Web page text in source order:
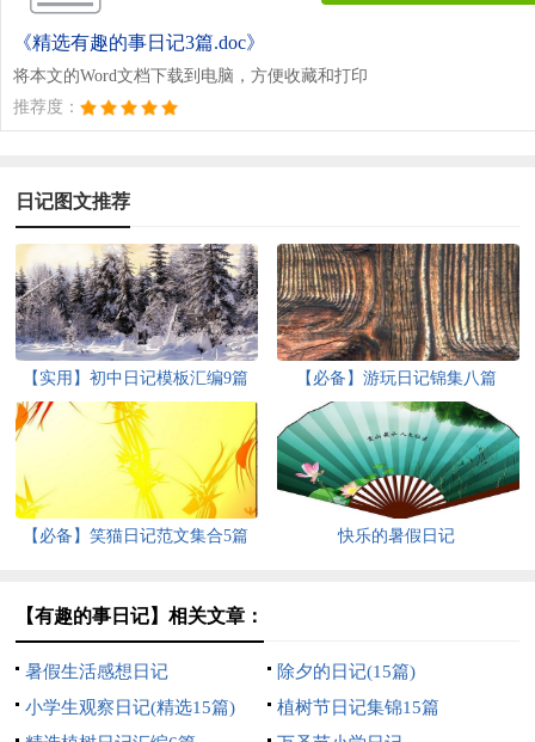
《精选有趣的事日记3篇.doc》
将本文的Word文档下载到电脑，方便收藏和打印
推荐度：
日记图文推荐
【实用】初中日记模板汇编9篇 【必备】游玩日记锦集八篇
【必备】笑猫日记范文集合5篇 快乐的暑假日记
【有趣的事日记】相关文章：
暑假生活感想日记
除夕的日记(15篇)
小学生观察日记(精选15篇)
植树节日记集锦15篇